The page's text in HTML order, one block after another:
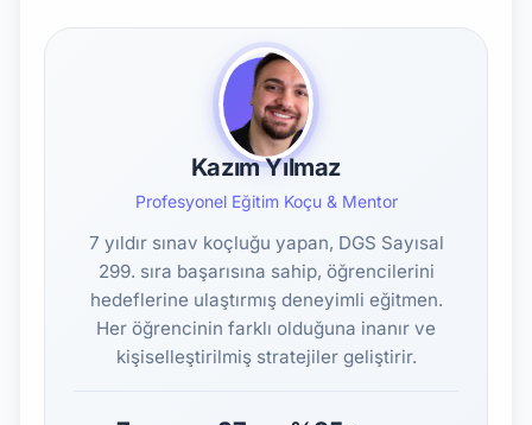
Kazım Yılmaz
Profesyonel Eğitim Koçu & Mentor
7 yıldır sınav koçluğu yapan, DGS Sayısal
299. sıra başarısına sahip, öğrencilerini
hedeflerine ulaştırmış deneyimli eğitmen.
Her öğrencinin farklı olduğuna inanır ve
kişiselleştirilmiş stratejiler geliştirir.